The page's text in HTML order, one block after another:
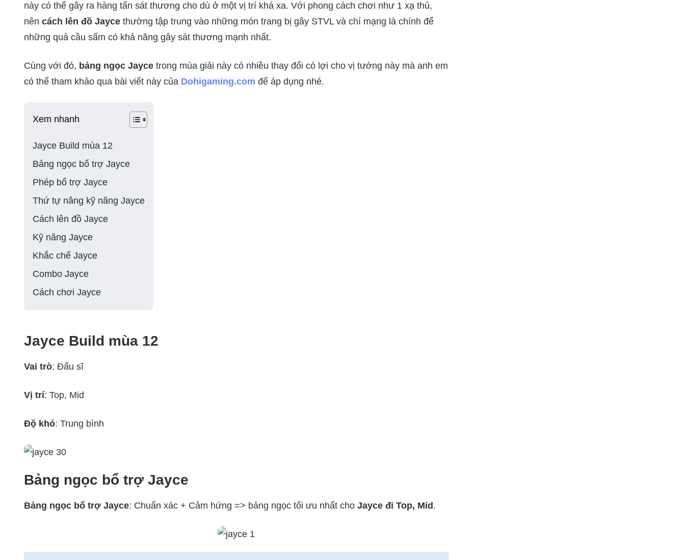
này có thể gây ra hàng tấn sát thương cho dù ở một vị trí khá xa. Với phong cách chơi như 1 xạ thủ,
nên cách lên đồ Jayce thường tập trung vào những món trang bị gây STVL và chí mạng là chính để
những quả cầu sấm có khả năng gây sát thương mạnh nhất.
Cùng với đó, bảng ngọc Jayce trong mùa giải này có nhiều thay đổi có lợi cho vị tướng này mà anh em
có thể tham khảo qua bài viết này của Dohigaming.com để áp dụng nhé.
Xem nhanh
Jayce Build mùa 12
Bảng ngọc bổ trợ Jayce
Phép bổ trợ Jayce
Thứ tự nâng kỹ năng Jayce
Cách lên đồ Jayce
Kỹ năng Jayce
Khắc chế Jayce
Combo Jayce
Cách chơi Jayce
Jayce Build mùa 12
Vai trò: Đấu sĩ
Vị trí: Top, Mid
Độ khó: Trung bình
Bảng ngọc bổ trợ Jayce
Bảng ngọc bổ trợ Jayce: Chuẩn xác + Cảm hứng => bảng ngọc tối ưu nhất cho Jayce đi Top, Mid .